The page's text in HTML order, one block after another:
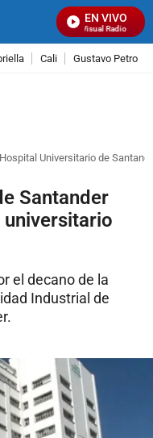
EN VIVO
Señal Visual Radio
Cali Gustavo Petro
Hospital Universitario de
Santander
el decano de la
Industrial de